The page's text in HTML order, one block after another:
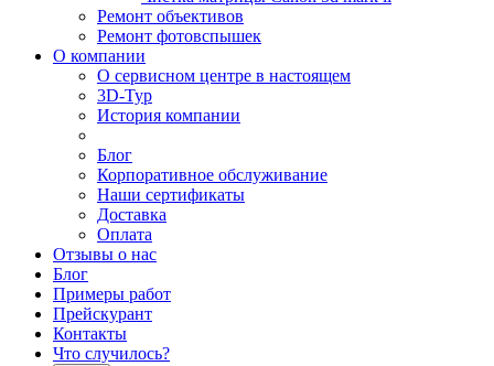
Ремонт объективов
Ремонт фотовспышек
О компании
О сервисном центре в настоящем
3D-Тур
История компании
Блог
Корпоративное обслуживание
Наши сертификаты
Доставка
Оплата
Отзывы о нас
Блог
Примеры работ
Прейскурант
Контакты
Что случилось?